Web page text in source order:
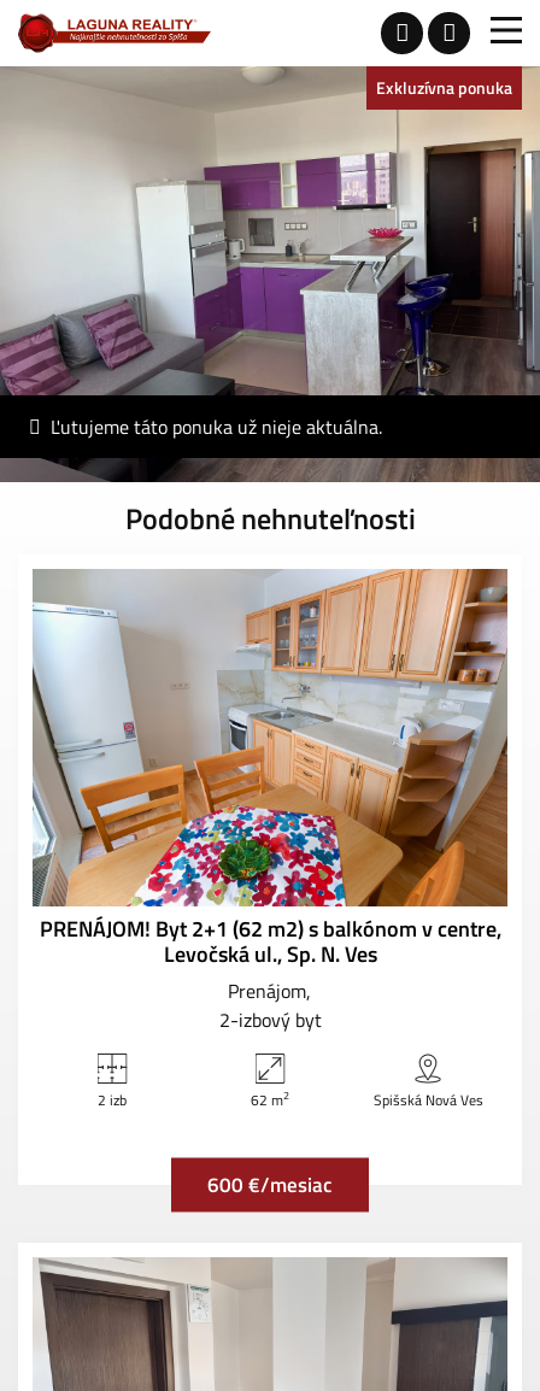
Exkluzívna ponuka
Ľutujeme táto ponuka už nieje aktuálna.
Podobné nehnuteľnosti
PRENÁJOM! Byt 2+1 (62 m2) s balkónom v centre,
Levočská ul., Sp. N. Ves
Prenájom
2-izbový byt
2 izb 62 m2 Spišská Nová Ves
600 €/mesiac